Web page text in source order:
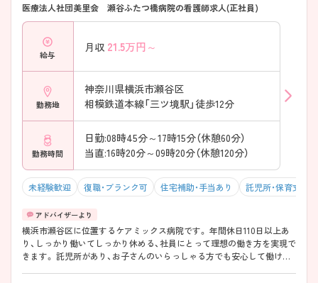
医療法人社団美里会 瀬谷ふたつ橋病院の看護師求人(正社員)
給与
月収 21.5万円～
勤務地
神奈川県横浜市瀬谷区
相模鉄道本線「三ツ境駅」徒歩12分
勤務時間
日勤:08時45分～17時15分（休憩60分）
当直:16時20分～09時20分（休憩120分）
未経験歓迎 復職・ブランク可 住宅補助・手当あり 託児所・保育支援
横浜市瀬谷区に位置するケアミックス病院です。 年間休日110日以上あ
り、しっかり働いてしっかり休める、社員にとって理想の働き方を実現で
きます。 託児所があり、お子さんのいらっしゃる方でも安心して働けま